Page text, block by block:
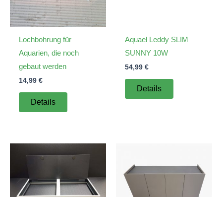
Lochbohrung für
Aquarien, die noch
gebaut werden
14,99 €
Details
Aquael Leddy SLIM
SUNNY 10W
54,99 €
Details